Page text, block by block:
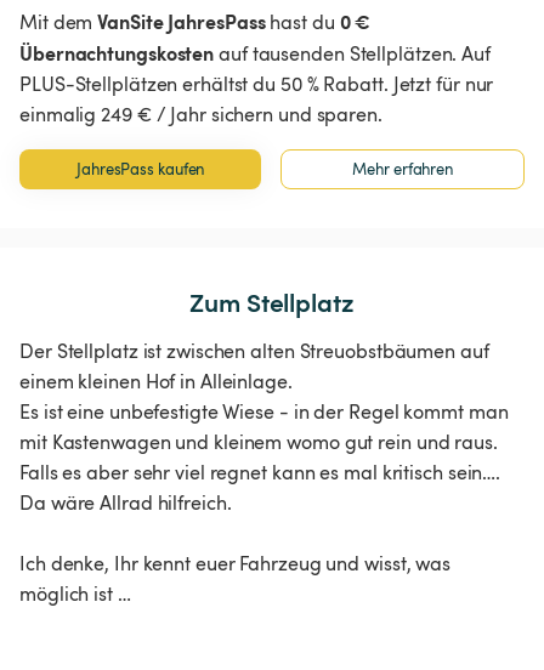
Mit demVanSite JahresPasshast du 0 €
Übernachtungskostenauf tausenden Stellplätzen. Auf
PLUS-Stellplätzen erhältst du 50 % Rabatt. Jetzt für nur
einmalig 249 € / Jahr sichern und sparen.
JahresPass kaufen Mehr erfahren
Zum Stellplatz
Der Stellplatz ist zwischen alten Streuobstbäumen auf
einem kleinen Hof in Alleinlage.
Es ist eine unbefestigte Wiese - in der Regel kommt man
mit Kastenwagen und kleinem womo gut rein und raus.
Falls es aber sehr viel regnet kann es mal kritisch sein….
Da wäre Allrad hilfreich.
Ich denke, Ihr kennt euer Fahrzeug und wisst, was
möglich ist …